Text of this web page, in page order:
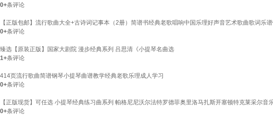
0+条评论
【正版包邮】流行歌曲大全+古诗词记事本（2册）简谱书经典老歌唱响中国乐理好声音艺术歌曲歌词乐
0+条评论
臻选【原装正版】国家大剧院 漫步经典系列 吕思清《小提琴名曲选
1+条评论
414页流行歌曲简谱钢琴小提琴曲谱教学经典老歌乐理成人学习
0+条评论
【正版现货】可任选 小提琴经典练习曲系列 帕格尼尼沃尔法特罗德菲奥里洛马扎斯开塞顿特克莱采尔
0+条评论